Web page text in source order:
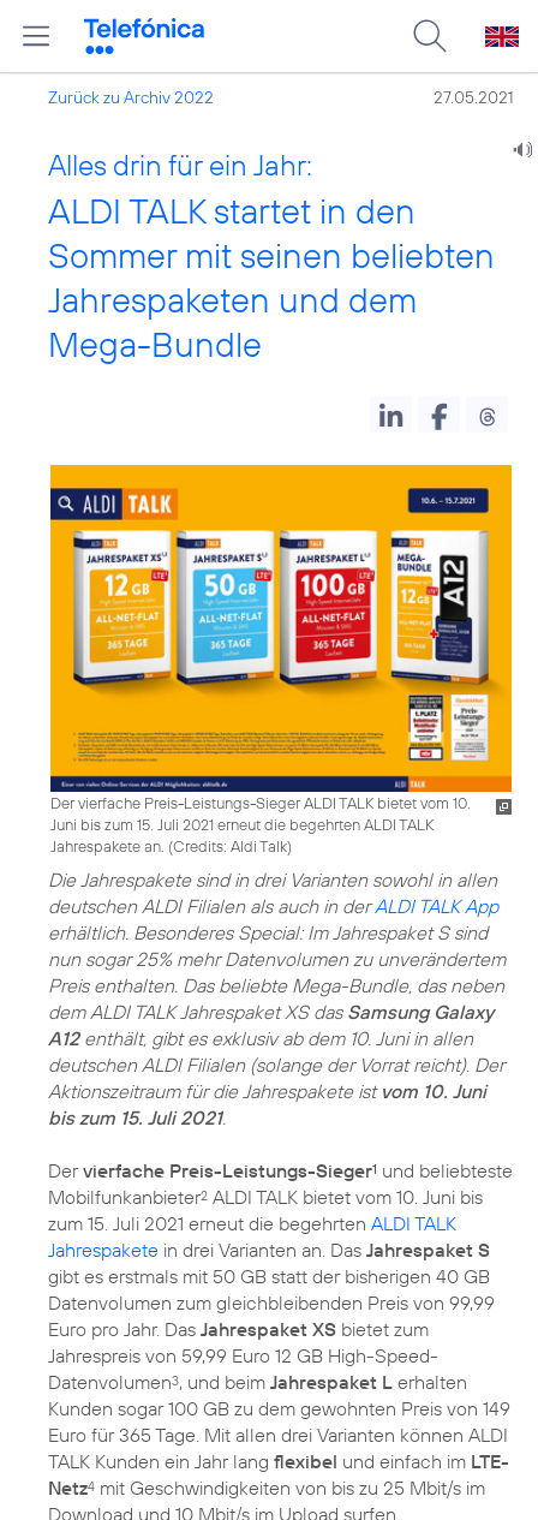
Zurück zu Archiv 2022 27.05.2021
Alles drin für ein Jahr:
ALDI TALK startet in den
Sommer mit seinen beliebten
Jahrespaketen und dem
Mega-Bundle
Der vierfache Preis-Leistungs-Sieger ALDI TALK bietet vom 10.
Juni bis zum 15. Juli 2021 erneut die begehrten ALDI TALK
Jahrespakete an. (Credits: Aldi Talk)
Die Jahrespakete sind in drei Varianten sowohl in allen
deutschen ALDI Filialen als auch in derALDI TALK App
erhältlich. Besonderes Special: Im Jahrespaket S sind
nun sogar 25% mehr Datenvolumen zu unverändertem
Preis enthalten. Das beliebte Mega-Bundle, das neben
dem ALDI TALK Jahrespaket XS das Samsung Galaxy
A12enthält, gibt es exklusiv ab dem 10. Juni in allen
deutschen ALDI Filialen (solange der Vorrat reicht). Der
Aktionszeitraum für die Jahrespakete ist vom 10. Juni
bis zum 15. Juli 2021.
Dervierfache Preis-Leistungs-Sieger1 und beliebteste
Mobilfunkanbieter2 ALDI TALK bietet vom 10. Juni bis
zum 15. Juli 2021 erneut die begehrten ALDI TALK
Jahrespakete in drei Varianten an. Das Jahrespaket S
gibt es erstmals mit 50 GB statt der bisherigen 40 GB
Datenvolumen zum gleichbleibenden Preis von 99,99
Euro pro Jahr. Das Jahrespaket XS bietet zum
Jahrespreis von 59,99 Euro 12 GB High-Speed-
Datenvolumen3, und beim Jahrespaket L erhalten
Kunden sogar 100 GB zu dem gewohnten Preis von 149
Euro für 365 Tage. Mit allen drei Varianten können ALDI
TALK Kunden ein Jahr lang flexibel und einfach im LTE-
Netz4 mit Geschwindigkeiten von bis zu 25 Mbit/s im
Download und 10 Mbit/s im Upload surfen.